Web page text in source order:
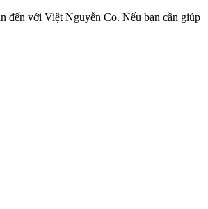
Việt Nguyễn Co. Nếu bạn cần giúp đỡ hãy